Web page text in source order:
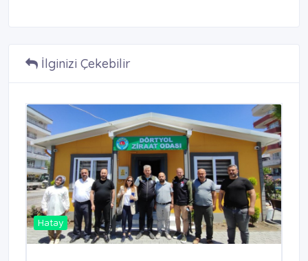
İlginizi Çekebilir
Hatay